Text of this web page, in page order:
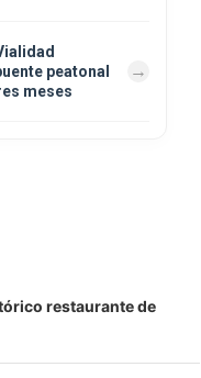
peatonal
meses
restaurante de